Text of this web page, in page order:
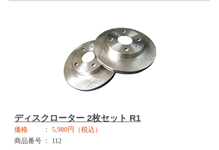
ディスクローター 2枚セット R1
価格
5,980円（税込）
商品番号
112